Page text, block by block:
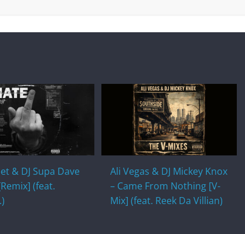
& DJ Supa Dave
(feat.
Ali Vegas & DJ Mickey Knox
– Came From Nothing [V-
Mix] (feat. Reek Da Villian)